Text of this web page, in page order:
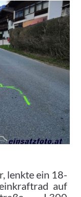
lenkte ein 18-
auf